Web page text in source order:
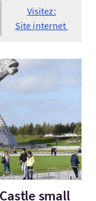
Visitez:
Site internet
small group tour -...
small